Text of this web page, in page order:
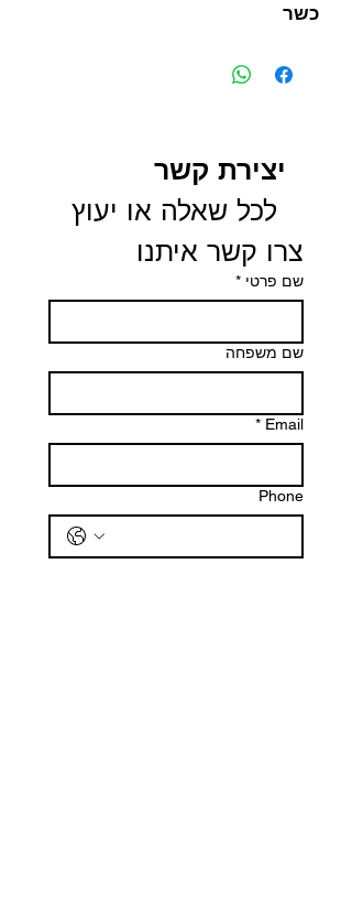
כשר
יצירת קשר
צרו קשר איתנו
שם פרטי *
שם משפחה
Email
*
Phone